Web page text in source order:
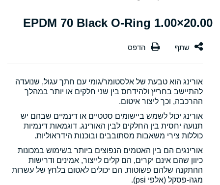
20.00×1.00 EPDM 70 Black O-Ring
אורינג הוא טבעת של אלסטומר/גומי עם חתך עגול, שנועדה
להתיישב בחריץ ולהידחס בין שני חלקים או יותר במהלך
ההרכבה, וכך ליצור איטום.
אורינג יכול לשמש ביישומים סטטיים או דינמיים שבהם יש
תנועה יחסית בין החלקים לבין האורינג. דוגמאות דינמיות
כוללות צירי משאבות מסתובבים ובוכנות הידראוליות.
אורינגים הם בין האטמים הנפוצים ביותר בשימוש במכונות
כיוון שהם אינם יקרים, הם קלים לייצור, אמינים ודרישות
ההתקנה שלהם פשוטות. הם יכולים לאטום בלחץ של עשרות
מגה-פסקל (אלפי psi).